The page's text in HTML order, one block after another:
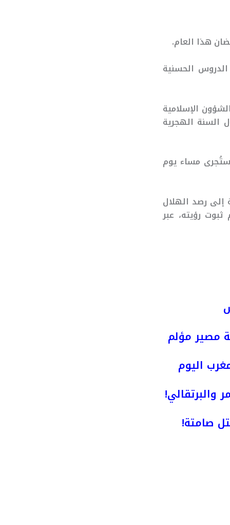
هذا العام.
الدروس الحسنية
الإسلامية
السنة الهجرية
مساء يوم
إلى رصد الهلال
رؤيته، عبر
مصير مؤلم
اليوم
والبرتقالي!
صامتة!